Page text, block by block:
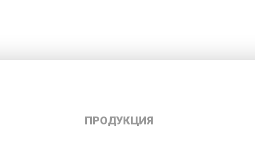
ПРОДУКЦИЯ